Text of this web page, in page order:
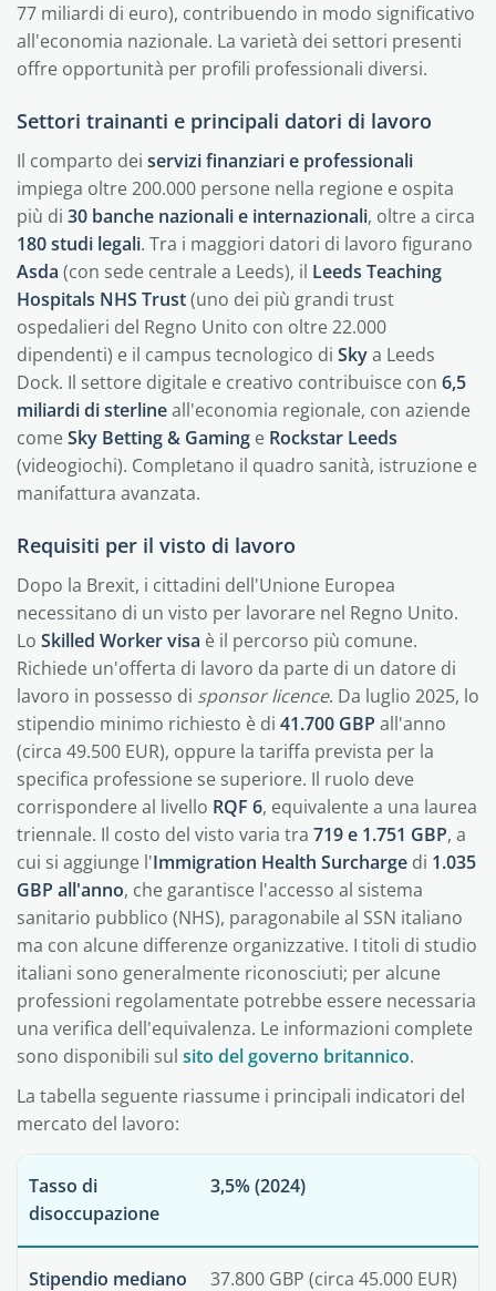
77 miliardi di euro), contribuendo in modo significativo
all'economia nazionale. La varietà dei settori presenti
offre opportunità per profili professionali diversi.
Settori trainanti e principali datori di lavoro
Il comparto dei servizi finanziari e professionali
impiega oltre 200.000 persone nella regione e ospita
più di 30 banche nazionali e internazionali, oltre a circa
180 studi legali. Tra i maggiori datori di lavoro figurano
Asda (con sede centrale a Leeds), il Leeds Teaching
Hospitals NHS Trust(uno dei più grandi trust
ospedalieri del Regno Unito con oltre 22.000
dipendenti) e il campus tecnologico di Skya Leeds
Dock. Il settore digitale e creativo contribuisce con 6,5
miliardi di sterlineall'economia regionale, con aziende
comeSky Betting & Gaming e Rockstar Leeds
(videogiochi). Completano il quadro sanità, istruzione e
manifattura avanzata.
Requisiti per il visto di lavoro
Dopo la Brexit, i cittadini dell'Unione Europea
necessitano di un visto per lavorare nel Regno Unito.
Lo Skilled Worker visa è il percorso più comune.
Richiede un'offerta di lavoro da parte di un datore di
lavoro in possesso di sponsor licence. Da luglio 2025, lo
stipendio minimo richiesto è di 41.700 GBP all'anno
(circa 49.500 EUR), oppure la tariffa prevista per la
specifica professione se superiore. Il ruolo deve
corrispondere al livello RQF 6, equivalente a una laurea
triennale. Il costo del visto varia tra 719 e 1.751 GBP, a
cui si aggiunge l'Immigration Health Surcharge di 1.035
GBP all'anno, che garantisce l'accesso al sistema
sanitario pubblico (NHS), paragonabile al SSN italiano
ma con alcune differenze organizzative. I titoli di studio
italiani sono generalmente riconosciuti; per alcune
professioni regolamentate potrebbe essere necessaria
una verifica dell'equivalenza. Le informazioni complete
sono disponibili sul sito del governo britannico.
La tabella seguente riassume i principali indicatori del
mercato del lavoro:
Tasso di
disoccupazione
3,5% (2024)
Stipendio mediano 37.800 GBP (circa 45.000 EUR)